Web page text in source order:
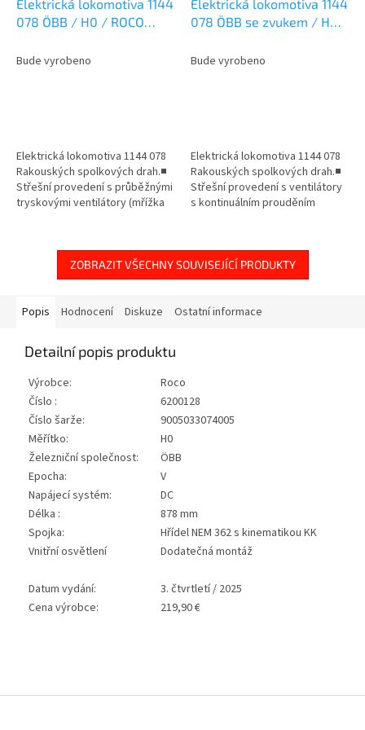
Elektrická lokomotiva 1144
078 ÖBB / H0 / ROCO
Bude vyrobeno
Elektrická lokomotiva 1144 078
Rakouských spolkových drah.■
Střešní provedení s průběžnými
tryskovými ventilátory (mřížka
Elektrická lokomotiva 1144
078 ÖBB se zvukem / H0 /
Bude vyrobeno
Elektrická lokomotiva 1144 078
Rakouských spolkových drah.■
Střešní provedení s ventilátory
s kontinuálním prouděním
ZOBRAZIT VŠECHNY SOUVISEJÍCÍ PRODUKTY
Popis Hodnocení Diskuze Ostatní informace
Detailní popis produktu
Výrobce:
Roco
Číslo :
6200128
Číslo šarže:
9005033074005
Měřítko:
H0
Železniční společnost:
ÖBB
Epocha:
V
Napájecí systém:
DC
Délka :
878 mm
Spojka:
Hřídel NEM 362 s kinematikou KK
Vnitřní osvětlení
Dodatečná montáž
Datum vydání:
3. čtvrtletí / 2025
Cena výrobce:
219,90 €